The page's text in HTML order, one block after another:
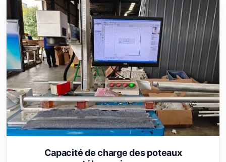
Capacité de charge des poteaux